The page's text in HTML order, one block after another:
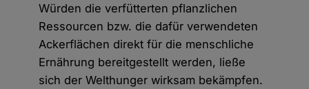
Würden die verfütterten pflanzlichen
Ressourcen bzw. die dafür verwendeten
Ackerflächen direkt für die menschliche
Ernährung bereitgestellt werden, ließe
sich der Welthunger wirksam bekämpfen.